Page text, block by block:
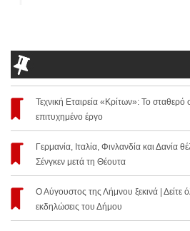
Τεχνική Εταιρεία «Κρίτων»: Το σταθερό
επιτυχημένο έργο
Γερμανία, Ιταλία, Φινλανδία και Δανία
Σένγκεν μετά τη Θέουτα
Ο Αύγουστος της Λήμνου ξεκινά | Δείτε
εκδηλώσεις του Δήμου